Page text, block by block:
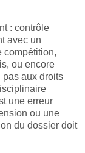
: contrôle
avec un
compétition,
ou encore
pas aux droits
une erreur
ou une
du dossier doit